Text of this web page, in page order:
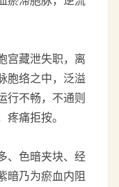
宫藏泄失职，离
胞络之中，泛溢
行不畅，不通则
痛拒按。
、色暗夹块、经
暗乃为瘀血内阻